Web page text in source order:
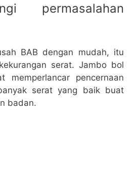
permasalahan
BAB dengan mudah, itu
serat. Jambo bol
memperlancar pencernaan
serat yang baik buat
badan.